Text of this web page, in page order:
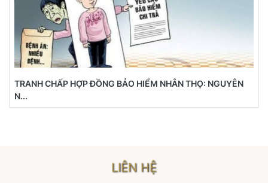
TRANH CHẤP HỢP ĐỒNG BẢO HIỂM NHÂN THỌ: NGUYÊN
N...
LIÊN HỆ